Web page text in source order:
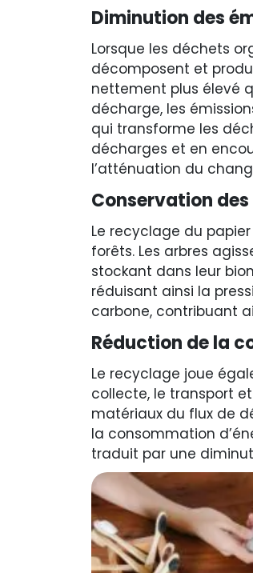
Diminution des
Lorsque les déchets
décomposent et
nettement plus élevé
décharge, les
qui transforme les
décharges et en
l’atténuation du
Conservation
Le recyclage du
forêts. Les arbres
stockant dans leur
réduisant ainsi la
carbone, contribuant
Réduction de la
Le recyclage joue
collecte, le transport
matériaux du flux de
la consommation
traduit par une